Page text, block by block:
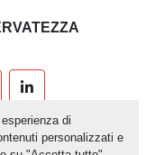
di
personalizzati e
linkedin
diMachinio